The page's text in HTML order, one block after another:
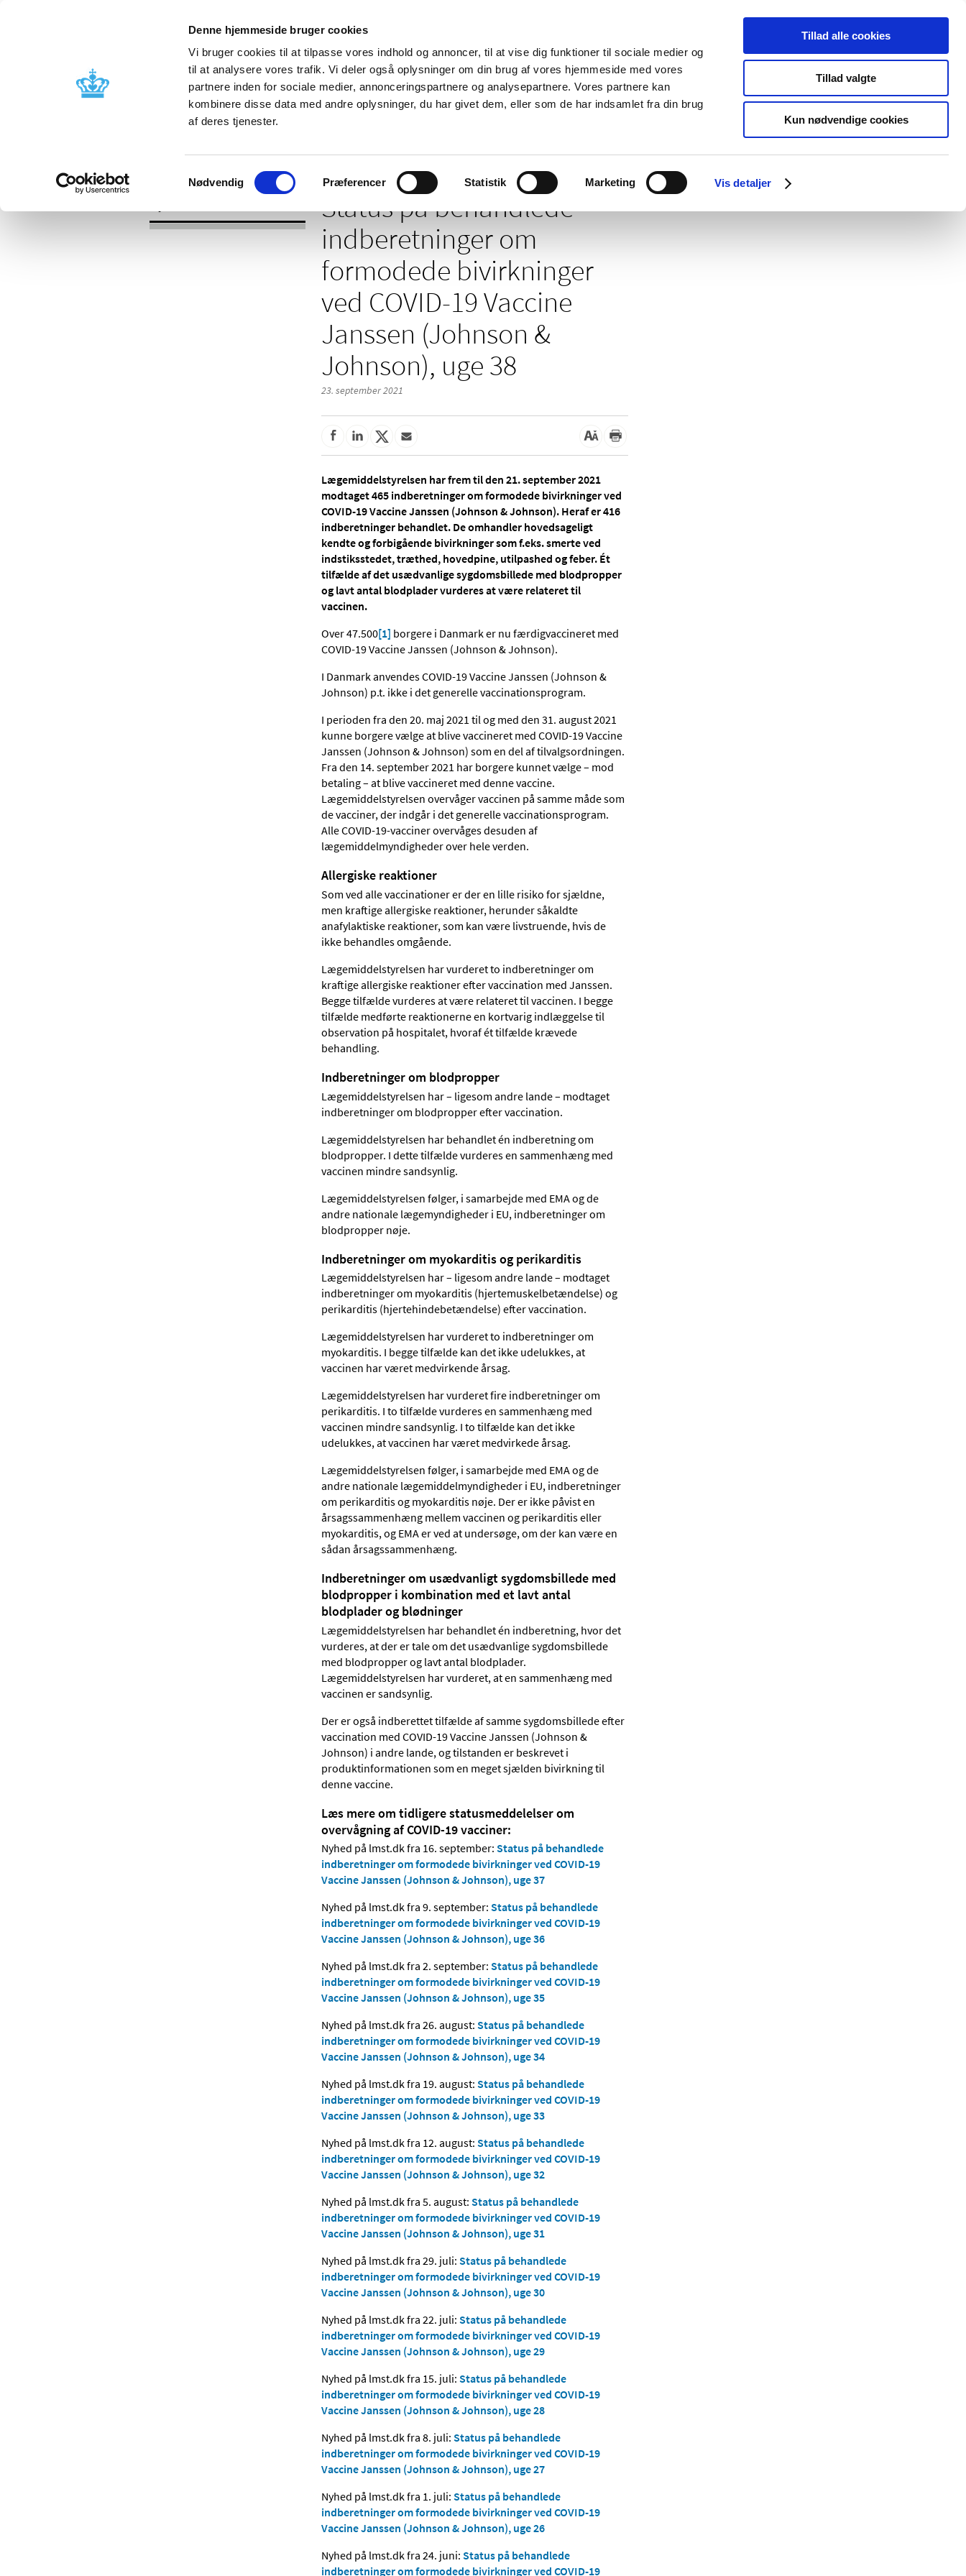
Denne hjemmeside bruger cookies
Vi bruger cookies til at tilpasse vores indhold og annoncer, til at vise dig funktioner til sociale medier og
til at analysere vores trafik. Vi deler også oplysninger om din brug af vores hjemmeside med vores
partnere inden for sociale medier, annonceringspartnere og analysepartnere. Vores partnere kan
kombinere disse data med andre oplysninger, du har givet dem, eller som de har indsamlet fra din brug
af deres tjenester.
Samtykkevalg
Nødvendig Præferencer Statistik Marketing Vis detaljer
Tillad alle cookies
Tillad valgte
Kun nødvendige cookies
Nyheder Om os Kontakt Udgivelser
Godkendelse og
Bivirkninger og
produktinformation
Tilskud og
Apoteker og salg af
Medicinsk
Særlige
produktområder
Status på behandlede
indberetninger om
formodede bivirkninger
ved COVID-19 Vaccine
Janssen (Johnson &
Johnson), uge 38
23. september 2021
Lægemiddelstyrelsen har frem til den 21. september 2021
modtaget 465 indberetninger om formodede bivirkninger ved
COVID-19 Vaccine Janssen (Johnson & Johnson). Heraf er 416
indberetninger behandlet. De omhandler hovedsageligt
kendte og forbigående bivirkninger som f.eks. smerte ved
indstiksstedet, træthed, hovedpine, utilpashed og feber. Ét
tilfælde af det usædvanlige sygdomsbillede med blodpropper
og lavt antal blodplader vurderes at være relateret til
vaccinen.
Over 47.500[1] borgere i Danmark er nu færdigvaccineret med
COVID-19 Vaccine Janssen (Johnson & Johnson).
I Danmark anvendes COVID-19 Vaccine Janssen (Johnson &
Johnson) p.t. ikke i det generelle vaccinationsprogram.
I perioden fra den 20. maj 2021 til og med den 31. august 2021
kunne borgere vælge at blive vaccineret med COVID-19 Vaccine
Janssen (Johnson & Johnson) som en del af tilvalgsordningen.
Fra den 14. september 2021 har borgere kunnet vælge – mod
betaling – at blive vaccineret med denne vaccine.
Lægemiddelstyrelsen overvåger vaccinen på samme måde som
de vacciner, der indgår i det generelle vaccinationsprogram.
Alle COVID-19-vacciner overvåges desuden af
lægemiddelmyndigheder over hele verden.
Allergiske reaktioner
Som ved alle vaccinationer er der en lille risiko for sjældne,
men kraftige allergiske reaktioner, herunder såkaldte
anafylaktiske reaktioner, som kan være livstruende, hvis de
ikke behandles omgående.
Lægemiddelstyrelsen har vurderet to indberetninger om
kraftige allergiske reaktioner efter vaccination med Janssen.
Begge tilfælde vurderes at være relateret til vaccinen. I begge
tilfælde medførte reaktionerne en kortvarig indlæggelse til
observation på hospitalet, hvoraf ét tilfælde krævede
behandling.
Indberetninger om blodpropper
Lægemiddelstyrelsen har – ligesom andre lande – modtaget
indberetninger om blodpropper efter vaccination.
Lægemiddelstyrelsen har behandlet én indberetning om
blodpropper. I dette tilfælde vurderes en sammenhæng med
vaccinen mindre sandsynlig.
Lægemiddelstyrelsen følger, i samarbejde med EMA og de
andre nationale lægemyndigheder i EU, indberetninger om
blodpropper nøje.
Indberetninger om myokarditis og perikarditis
Lægemiddelstyrelsen har – ligesom andre lande – modtaget
indberetninger om myokarditis (hjertemuskelbetændelse) og
perikarditis (hjertehindebetændelse) efter vaccination.
Lægemiddelstyrelsen har vurderet to indberetninger om
myokarditis. I begge tilfælde kan det ikke udelukkes, at
vaccinen har været medvirkende årsag.
Lægemiddelstyrelsen har vurderet fire indberetninger om
perikarditis. I to tilfælde vurderes en sammenhæng med
vaccinen mindre sandsynlig. I to tilfælde kan det ikke
udelukkes, at vaccinen har været medvirkede årsag.
Lægemiddelstyrelsen følger, i samarbejde med EMA og de
andre nationale lægemiddelmyndigheder i EU, indberetninger
om perikarditis og myokarditis nøje. Der er ikke påvist en
årsagssammenhæng mellem vaccinen og perikarditis eller
myokarditis, og EMA er ved at undersøge, om der kan være en
sådan årsagssammenhæng.
Indberetninger om usædvanligt sygdomsbillede med
blodpropper i kombination med et lavt antal
blodplader og blødninger
Lægemiddelstyrelsen har behandlet én indberetning, hvor det
vurderes, at der er tale om det usædvanlige sygdomsbillede
med blodpropper og lavt antal blodplader.
Lægemiddelstyrelsen har vurderet, at en sammenhæng med
vaccinen er sandsynlig.
Der er også indberettet tilfælde af samme sygdomsbillede efter
vaccination med COVID-19 Vaccine Janssen (Johnson &
Johnson) i andre lande, og tilstanden er beskrevet i
produktinformationen som en meget sjælden bivirkning til
denne vaccine.
Læs mere om tidligere statusmeddelelser om
overvågning af COVID-19 vacciner:
Nyhed på lmst.dk fra 16. september:Status på behandlede
indberetninger om formodede bivirkninger ved COVID-19
Vaccine Janssen (Johnson & Johnson), uge 37
Nyhed på lmst.dk fra 9. september:Status på behandlede
indberetninger om formodede bivirkninger ved COVID-19
Vaccine Janssen (Johnson & Johnson), uge 36
Nyhed på lmst.dk fra 2. september:Status på behandlede
indberetninger om formodede bivirkninger ved COVID-19
Vaccine Janssen (Johnson & Johnson), uge 35
Nyhed på lmst.dk fra 26. august:Status på behandlede
indberetninger om formodede bivirkninger ved COVID-19
Vaccine Janssen (Johnson & Johnson), uge 34
Nyhed på lmst.dk fra 19. august:Status på behandlede
indberetninger om formodede bivirkninger ved COVID-19
Vaccine Janssen (Johnson & Johnson), uge 33
Nyhed på lmst.dk fra 12. august:Status på behandlede
indberetninger om formodede bivirkninger ved COVID-19
Vaccine Janssen (Johnson & Johnson), uge 32
Nyhed på lmst.dk fra 5. august:Status på behandlede
indberetninger om formodede bivirkninger ved COVID-19
Vaccine Janssen (Johnson & Johnson), uge 31
Nyhed på lmst.dk fra 29. juli:Status på behandlede
indberetninger om formodede bivirkninger ved COVID-19
Vaccine Janssen (Johnson & Johnson), uge 30
Nyhed på lmst.dk fra 22. juli:Status på behandlede
indberetninger om formodede bivirkninger ved COVID-19
Vaccine Janssen (Johnson & Johnson), uge 29
Nyhed på lmst.dk fra 15. juli:Status på behandlede
indberetninger om formodede bivirkninger ved COVID-19
Vaccine Janssen (Johnson & Johnson), uge 28
Nyhed på lmst.dk fra 8. juli:Status på behandlede
indberetninger om formodede bivirkninger ved COVID-19
Vaccine Janssen (Johnson & Johnson), uge 27
Nyhed på lmst.dk fra 1. juli:Status på behandlede
indberetninger om formodede bivirkninger ved COVID-19
Vaccine Janssen (Johnson & Johnson), uge 26
Nyhed på lmst.dk fra 24. juni:Status på behandlede
indberetninger om formodede bivirkninger ved COVID-19